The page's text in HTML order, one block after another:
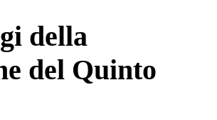
della
del Quinto